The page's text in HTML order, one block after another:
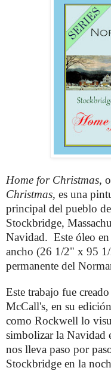
Home for Christmas, o
Christmas, es una
principal del pueblo
Stockbridge,
Navidad. Este óleo
ancho (26 1/2" x 95
permanente del
Este trabajo fue
McCall's, en su
como Rockwell lo
simbolizar la Navidad
nos lleva paso por
Stockbridge en la